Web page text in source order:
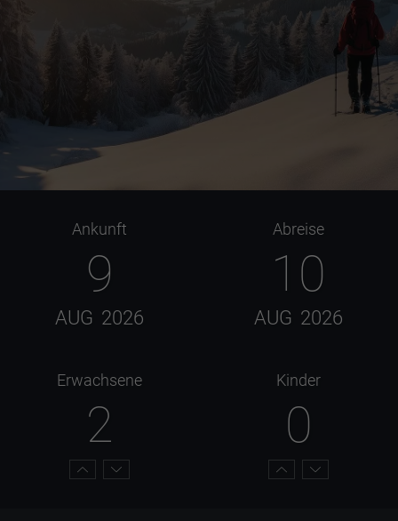
Ankunft
9
AUG 2026
Abreise
10
AUG 2026
Erwachsene
2
Kinder
0